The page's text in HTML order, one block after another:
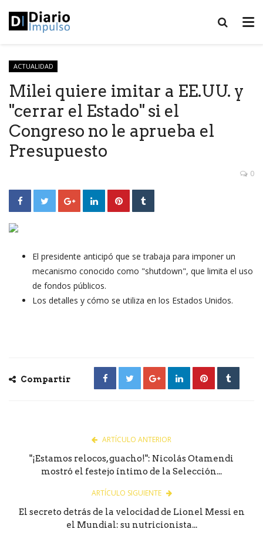
ACTUALIDAD
Milei quiere imitar a EE.UU. y
"cerrar el Estado" si el
Congreso no le aprueba el
Presupuesto
0
El presidente anticipó que se trabaja para imponer un
mecanismo conocido como "shutdown", que limita el uso
de fondos públicos.
Los detalles y cómo se utiliza en los Estados Unidos.
Compartir
ARTÍCULO ANTERIOR
"¡Estamos relocos, guacho!": Nicolás Otamendi
mostró el festejo íntimo de la Selección...
ARTÍCULO SIGUIENTE
El secreto detrás de la velocidad de Lionel Messi en
el Mundial: su nutricionista...